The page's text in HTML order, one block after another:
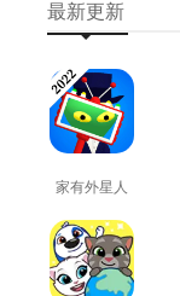
最新更新
家有外星人
免费版
查看